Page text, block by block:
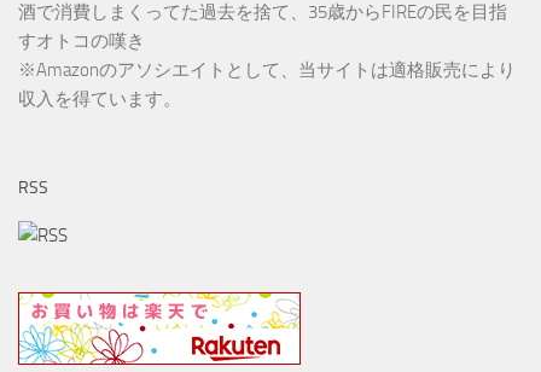
酒で消費しまくってた過去を捨て、35歳からFIREの民を目指
すオトコの嘆き
※Amazonのアソシエイトとして、当サイトは適格販売により
収入を得ています。
RSS